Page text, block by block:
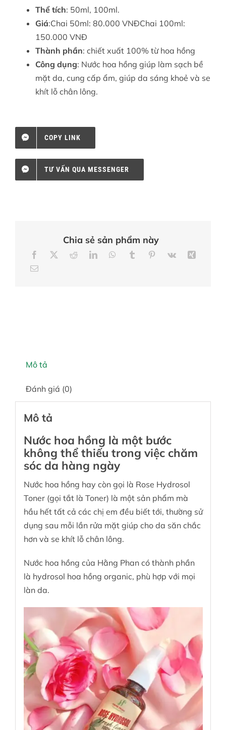
Thể tích: 50ml, 100ml.
Giá:Chai 50ml: 80.000 VNĐChai 100ml:
150.000 VNĐ
Thành phần: chiết xuất 100% từ hoa hồng
Công dụng: Nước hoa hồng giúp làm sạch bề
mặt da, cung cấp ẩm, giúp da sáng khoẻ và se
khít lỗ chân lông.
COPY LINK
TƯ VẤN QUA MESSENGER
Chia sẻ sản phẩm này
Mô tả
Đánh giá (0)
Mô tả
Nước hoa hồng là một bước
không thể thiếu trong việc chăm
sóc da hàng ngày
Nước hoa hồng hay còn gọi là Rose Hydrosol
Toner (gọi tắt là Toner) là một sản phẩm mà
hầu hết tất cả các chị em đều biết tới, thường sử
dụng sau mỗi lần rửa mặt giúp cho da săn chắc
hơn và se khít lỗ chân lông.
Nước hoa hồng của Hằng Phan có thành phần
là hydrosol hoa hồng organic, phù hợp với mọi
làn da.